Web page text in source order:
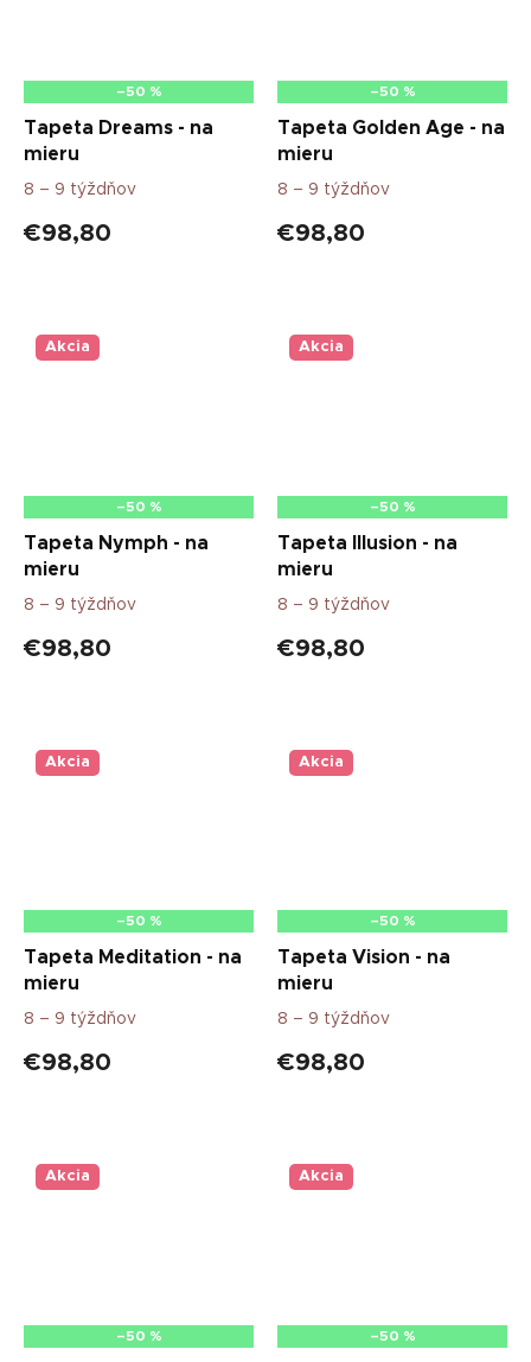
–50 %
Tapeta Dreams - na
mieru
8 – 9 týždňov
€98,80
–50 %
Tapeta Golden Age - na
mieru
8 – 9 týždňov
€98,80
Akcia
–50 %
Tapeta Nymph - na
mieru
8 – 9 týždňov
€98,80
Akcia
–50 %
Tapeta Illusion - na
mieru
8 – 9 týždňov
€98,80
Akcia
–50 %
Tapeta Meditation - na
mieru
8 – 9 týždňov
€98,80
Akcia
–50 %
Tapeta Vision - na
mieru
8 – 9 týždňov
€98,80
Akcia
–50 %
Akcia
–50 %